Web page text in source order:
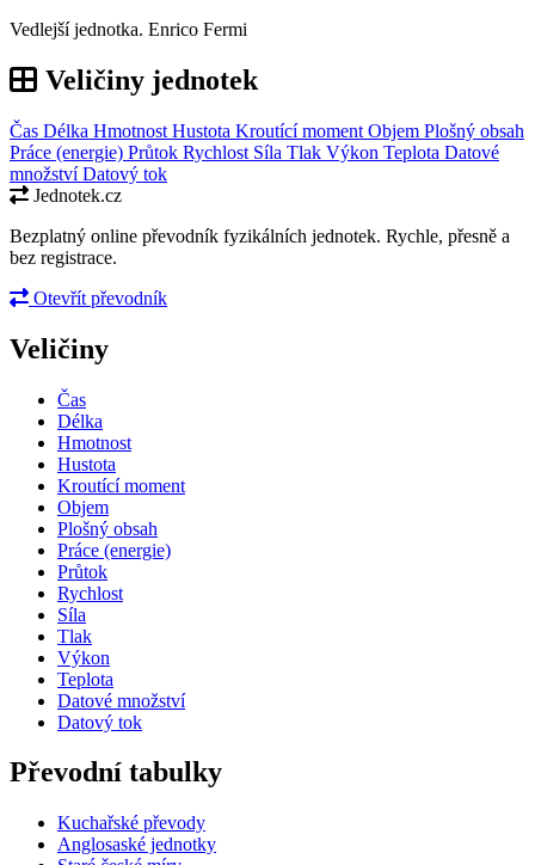
Vedlejší jednotka. Enrico Fermi
Veličiny jednotek
Čas Délka Hmotnost Hustota Kroutící moment Objem Plošný obsah
Práce (energie) Průtok Rychlost Síla Tlak Výkon Teplota Datové
množstvíDatový tok
Jednotek.cz
Bezplatný online převodník fyzikálních jednotek. Rychle, přesně a
bez registrace.
Otevřít převodník
Veličiny
Čas
Délka
Hmotnost
Hustota
Kroutící moment
Objem
Plošný obsah
Práce (energie)
Průtok
Rychlost
Síla
Tlak
Výkon
Teplota
Datové množství
Datový tok
Převodní tabulky
Kuchařské převody
Anglosaské jednotky